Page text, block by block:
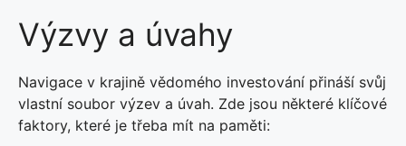
Výzvy a úvahy
Navigace v krajině vědomého investování přináší svůj
vlastní soubor výzev a úvah. Zde jsou některé klíčové
faktory, které je třeba mít na paměti: